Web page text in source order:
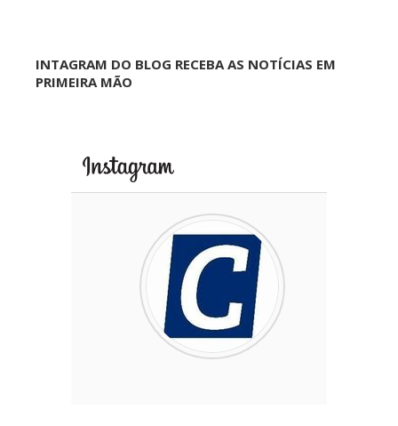
INTAGRAM DO BLOG RECEBA AS NOTÍCIAS EM
PRIMEIRA MÃO